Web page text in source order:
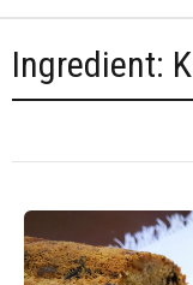
Ingredient: